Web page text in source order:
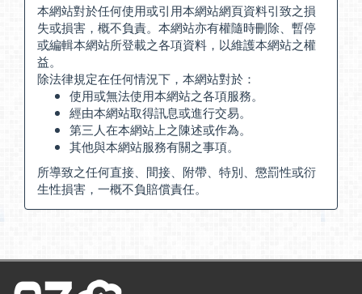
本網站對於任何使用或引用本網站網頁資料引致之損
失或損害，概不負責。本網站亦有權隨時刪除、暫停
或編輯本網站所登載之各項資料，以維護本網站之權
益。
除法律規定在任何情況下，本網站對於：
使用或無法使用本網站之各項服務。
經由本網站取得訊息或進行交易。
第三人在本網站上之陳述或作為。
其他與本網站服務有關之事項。
所導致之任何直接、間接、附帶、特別、懲罰性或衍
生性損害，一概不負賠償責任。